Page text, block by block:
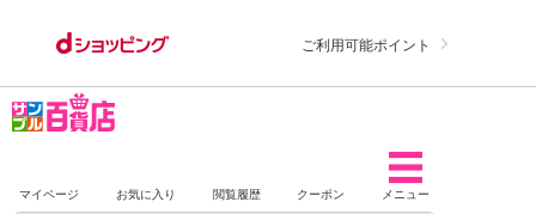
ご利用可能ポイント
マイページ お気に入り 閲覧履歴 クーポン メニュー